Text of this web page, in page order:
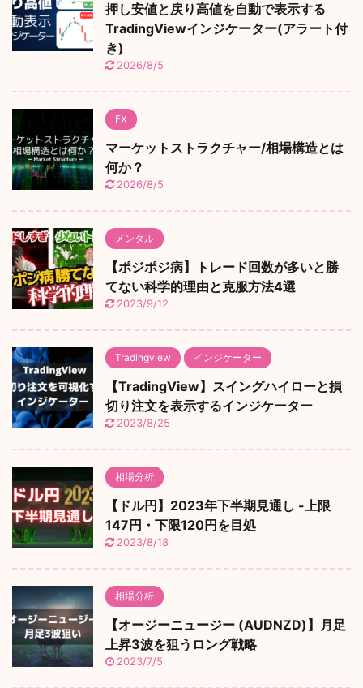
押し安値と戻り高値を自動で表示する
TradingViewインジケーター(アラート付
き)
2026/8/5
FX
マーケットストラクチャー/相場構造とは
何か？
2026/8/5
メンタル
【ポジポジ病】トレード回数が多いと勝
てない科学的理由と克服方法4選
2023/9/12
Tradingview インジケーター
【TradingView】スイングハイローと損
切り注文を表示するインジケーター
2023/8/25
相場分析
【ドル円】2023年下半期見通し -上限
147円・下限120円を目処
2023/8/18
相場分析
【オージーニュージー (AUDNZD)】月足
上昇3波を狙うロング戦略
2023/7/5